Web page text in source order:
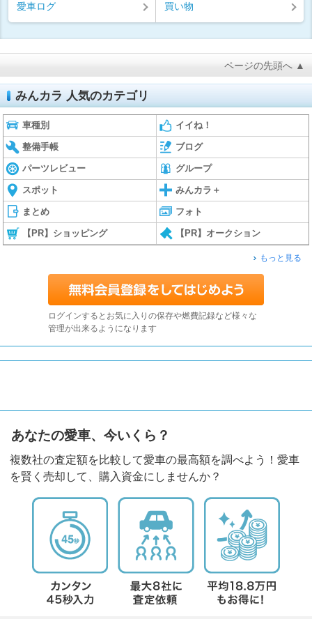
愛車ログ 買い物
ページの先頭へ ▲
みんカラ 人気のカテゴリ
車種別 イイね！
整備手帳 ブログ
パーツレビュー グループ
スポット みんカラ＋
まとめ フォト
【PR】ショッピング 【PR】オークション
もっと見る
ログインするとお気に入りの保存や燃費記録など様々な
管理が出来るようになります
あなたの愛車、今いくら？
複数社の査定額を比較して愛車の最高額を調べよう！愛車
を賢く売却して、購入資金にしませんか？